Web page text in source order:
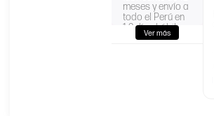
meses y envío a
todo el Perú en
1-2 días hábiles.
Ver más